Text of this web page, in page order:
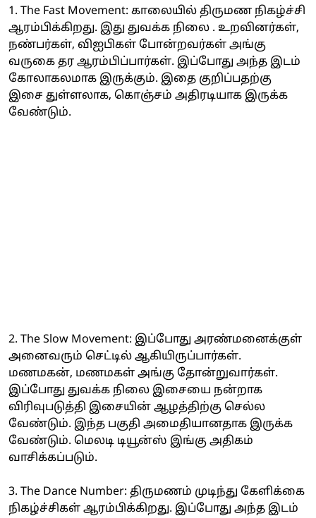
1. The Fast Movement: காலையில் திருமண நிகழ்ச்சி
ஆரம்பிக்கிறது. இது துவக்க நிலை . உறவினர்கள்,
நண்பர்கள், விஐபிகள் போன்றவர்கள் அங்கு
வருகை தர ஆரம்பிப்பார்கள். இப்போது அந்த இடம்
கோலாகலமாக இருக்கும். இதை குறிப்பதற்கு
இசை துள்ளலாக, கொஞ்சம் அதிரடியாக இருக்க
வேண்டும்.
2. The Slow Movement: இப்போது அரண்மனைக்குள்
அனைவரும் செட்டில் ஆகியிருப்பார்கள்.
மணமகன், மணமகள் அங்கு தோன்றுவார்கள்.
இப்போது துவக்க நிலை இசையை நன்றாக
விரிவுபடுத்தி இசையின் ஆழத்திற்கு செல்ல
வேண்டும். இந்த பகுதி அமைதியானதாக இருக்க
வேண்டும். மெலடி டியூன்ஸ் இங்கு அதிகம்
வாசிக்கப்படும்.
3. The Dance Number: திருமணம் முடிந்து கேளிக்கை
நிகழ்ச்சிகள் ஆரம்பிக்கிறது. இப்போது அந்த இடம்